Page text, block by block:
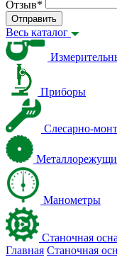
Отзыв*
Отправить
Весь каталог
Приборы
Слесарно-
Манометры
Станочная
Главная Станочная